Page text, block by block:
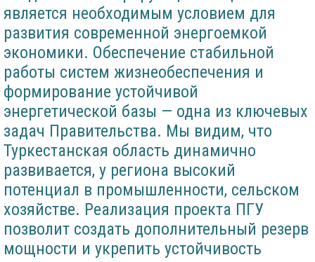
является необходимым условием для
развития современной энергоемкой
экономики. Обеспечение стабильной
работы систем жизнеобеспечения и
формирование устойчивой
энергетической базы — одна из ключевых
задач Правительства. Мы видим, что
Туркестанская область динамично
развивается, у региона высокий
потенциал в промышленности, сельском
хозяйстве. Реализация проекта ПГУ
позволит создать дополнительный резерв
мощности и укрепить устойчивость